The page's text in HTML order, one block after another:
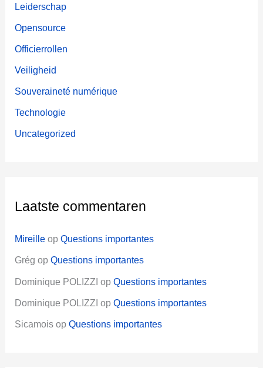
s
Leiderschap
Opensource
Officierrollen
Veiligheid
Souveraineté numérique
Technologie
Uncategorized
Laatste commentaren
Mireille opQuestions importantes
Grég opQuestions importantes
Dominique POLIZZI opQuestions importantes
Dominique POLIZZI opQuestions importantes
Sicamois opQuestions importantes